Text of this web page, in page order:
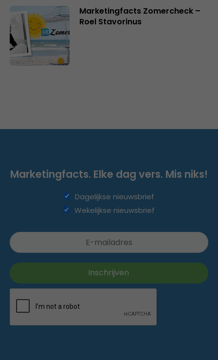
Marketingfacts Zomercheck –
Roel Stavorinus
Marketingfacts. Elke dag vers. Mis niks!
Dagelijkse nieuwsbrief
Wekelijkse nieuwsbrief